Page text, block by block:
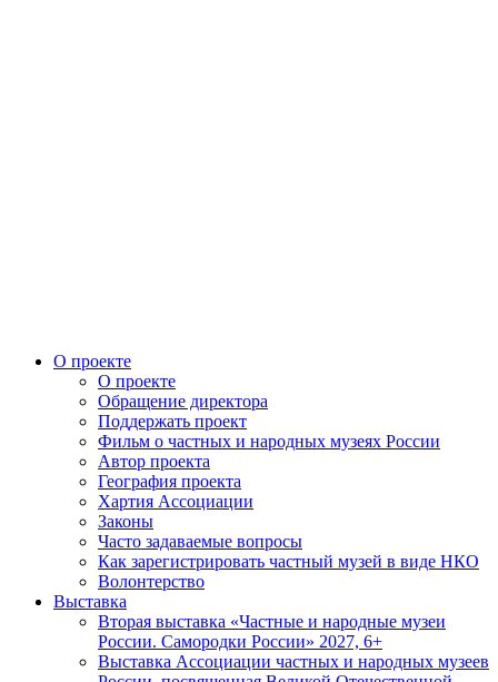
О проекте
О проекте
Обращение директора
Поддержать проект
Фильм о частных и народных музеях России
Автор проекта
География проекта
Хартия Ассоциации
Законы
Часто задаваемые вопросы
Как зарегистрировать частный музей в виде НКО
Волонтерство
Выставка
Вторая выставка «Частные и народные музеи
России. Самородки России» 2027, 6+
Выставка Ассоциации частных и народных музеев